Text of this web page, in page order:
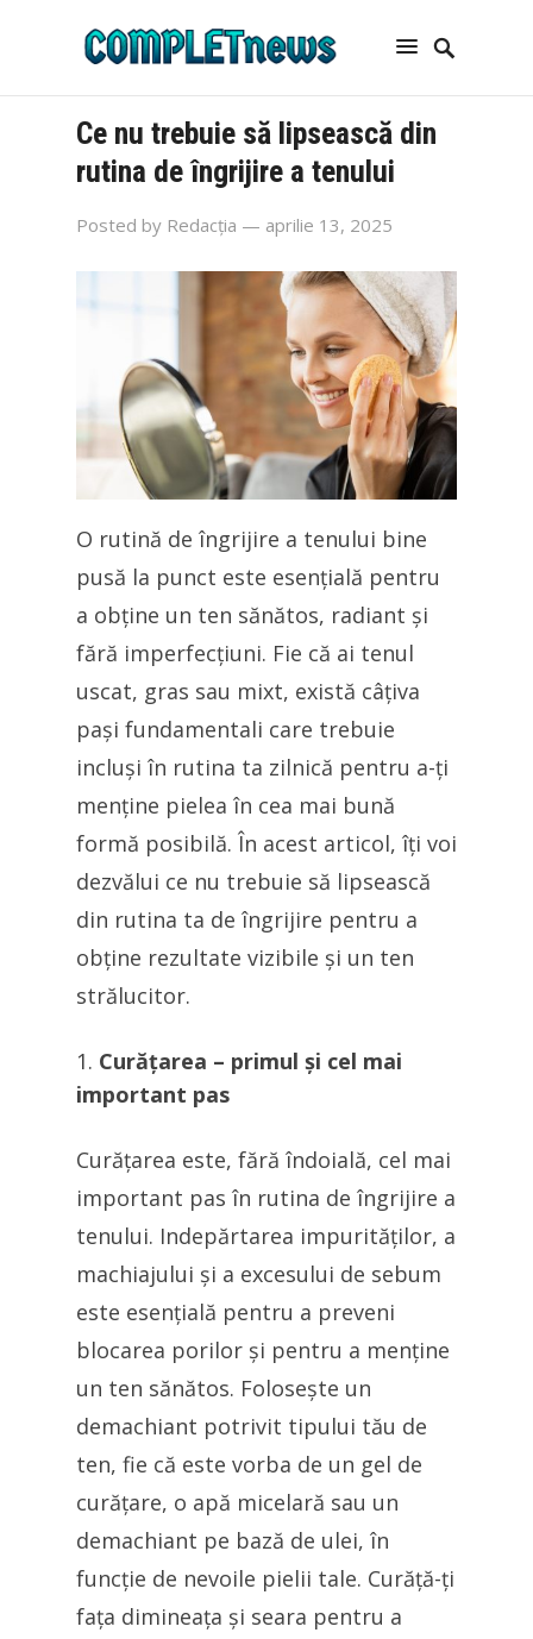
Ce nu trebuie să lipsească din
rutina de îngrijire a tenului
Posted by Redacția — aprilie 13, 2025
O rutină de îngrijire a tenului bine
pusă la punct este esențială pentru
a obține un ten sănătos, radiant și
fără imperfecțiuni. Fie că ai tenul
uscat, gras sau mixt, există câțiva
pași fundamentali care trebuie
incluși în rutina ta zilnică pentru a-ți
menține pielea în cea mai bună
formă posibilă. În acest articol, îți voi
dezvălui ce nu trebuie să lipsească
din rutina ta de îngrijire pentru a
obține rezultate vizibile și un ten
strălucitor.
Curățarea – primul și cel mai
important pas
Curățarea este, fără îndoială, cel mai
important pas în rutina de îngrijire a
tenului. Indepărtarea impurităților, a
machiajului și a excesului de sebum
este esențială pentru a preveni
blocarea porilor și pentru a menține
un ten sănătos. Folosește un
demachiant potrivit tipului tău de
ten, fie că este vorba de un gel de
curățare, o apă micelară sau un
demachiant pe bază de ulei, în
funcție de nevoile pielii tale. Curăță-ți
fața dimineața și seara pentru a